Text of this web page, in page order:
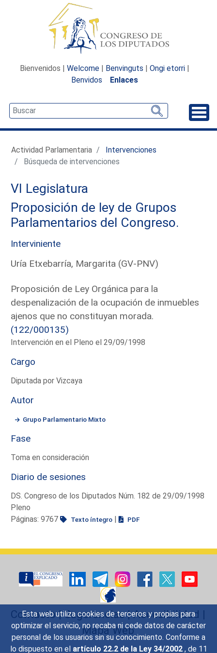
Esta web utiliza cookies de terceros y propias para
optimizar el servicio, no recaba ni cede datos de carácter
personal de los usuarios sin su conocimiento. Conforme a
lo dispuesto en el artículo 22.2 de la Ley 34/2002 , de 11
Bienvenidos | Welcome | Benvinguts | Ongi etorri |
Benvidos
Enlaces
Actividad Parlamentaria
Intervenciones
Búsqueda de intervenciones
VI Legislatura
Proposición de ley de Grupos
Parlamentarios del Congreso.
Interviniente
Uría Etxebarría, Margarita (GV-PNV)
Proposición de Ley Orgánica para la
despenalización de la ocupación de inmuebles
ajenos que no constituyan morada.
(122/000135)
Intervención en el Pleno el 29/09/1998
Cargo
Diputada por Vizcaya
Autor
Grupo Parlamentario Mixto
Fase
Toma en consideración
Diario de sesiones
DS. Congreso de los Diputados Núm. 182 de 29/09/1998
Pleno
Páginas: 9767
Texto íntegro | PDF
Contacto|Sugerencias|Accesibilidad |
Mapa Web